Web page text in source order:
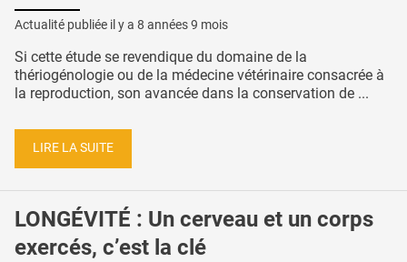
Actualité publiée il y a 8 années 9 mois
Si cette étude se revendique du domaine de la
thériogénologie ou de la médecine vétérinaire consacrée à
la reproduction, son avancée dans la conservation de ...
LIRE LA SUITE
LONGÉVITÉ : Un cerveau et un corps
exercés, c’est la clé